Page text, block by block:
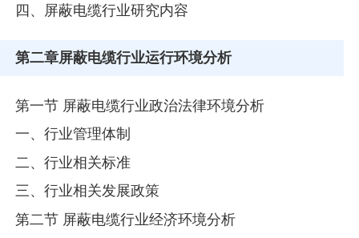
四、屏蔽电缆行业研究内容
第二章屏蔽电缆行业运行环境分析
第一节 屏蔽电缆行业政治法律环境分析
一、行业管理体制
二、行业相关标准
三、行业相关发展政策
第二节 屏蔽电缆行业经济环境分析